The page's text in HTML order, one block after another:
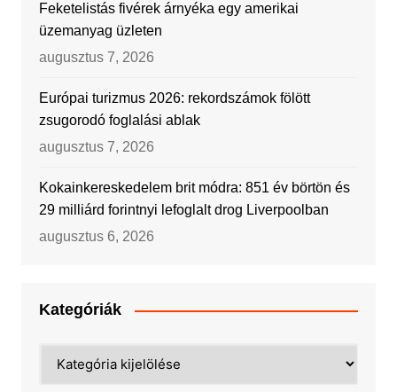
Feketelistás fivérek árnyéka egy amerikai
üzemanyag üzleten
augusztus 7, 2026
Európai turizmus 2026: rekordszámok fölött
zsugorodó foglalási ablak
augusztus 7, 2026
Kokainkereskedelem brit módra: 851 év börtön és
29 milliárd forintnyi lefoglalt drog Liverpoolban
augusztus 6, 2026
Kategóriák